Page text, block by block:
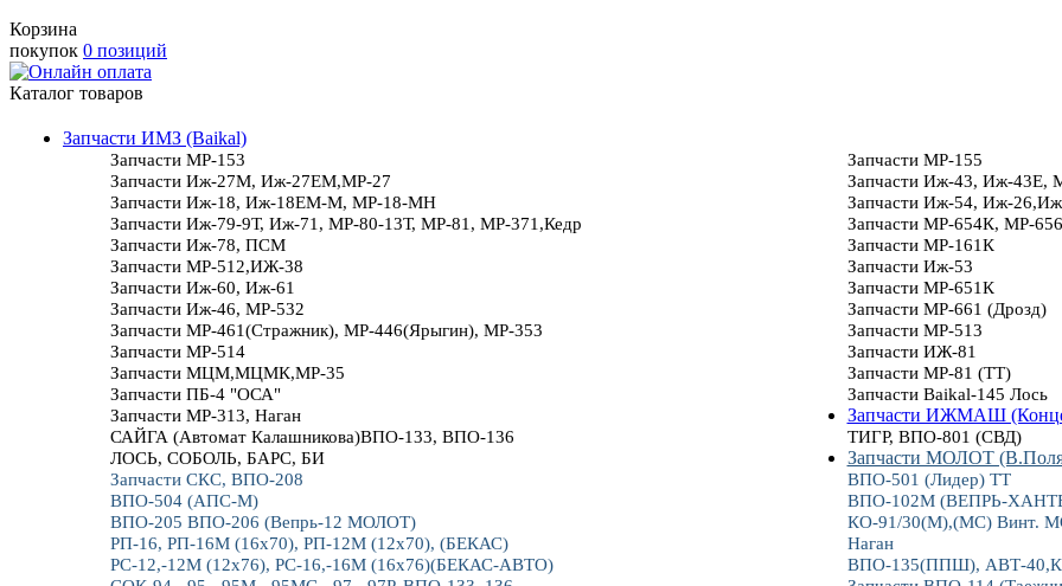
Корзина
покупок 0 позиций
Каталог товаров
Запчасти ИМЗ (Baikal)
Запчасти МР-153
Запчасти МР-155
Запчасти Иж-27М, Иж-27ЕМ,МР-27
Запчасти Иж-43, Иж-43Е,
Запчасти Иж-18, Иж-18ЕМ-М, МР-18-МН
Запчасти Иж-54, Иж-
Запчасти Иж-79-9Т, Иж-71, МР-80-13Т, МР-81, МР-371,Кедр
Запчасти МР-654К, МР-
Запчасти Иж-78, ПСМ
Запчасти МР-161К
Запчасти МР-512,ИЖ-38
Запчасти Иж-53
Запчасти Иж-60, Иж-61
Запчасти МР-651К
Запчасти Иж-46, МР-532
Запчасти МР-661 (Дрозд)
Запчасти МР-461(Стражник), МР-446(Ярыгин), МР-353
Запчасти МР-513
Запчасти МР-514
Запчасти ИЖ-81
Запчасти МЦМ,МЦМК,МР-35
Запчасти МР-81 (ТТ)
Запчасти ПБ-4 "ОСА"
Запчасти Baikal-145 Лось
Запчасти МР-313, Наган
Запчасти ИЖМАШ
САЙГА (Автомат Калашникова)ВПО-133, ВПО-136
ТИГР, ВПО-801 (СВД)
ЛОСЬ, СОБОЛЬ, БАРС, БИ
Запчасти МОЛОТ
Запчасти СКС, ВПО-208
ВПО-501 (Лидер) ТТ
ВПО-504 (АПС-М)
ВПО-102М (ВЕПРЬ-
ВПО-205 ВПО-206 (Вепрь-12 МОЛОТ)
КО-91/30(М),(МС) Винт.
РП-16, РП-16М (16х70), РП-12М (12х70), (БЕКАС)
Наган
РС-12,-12М (12х76), РС-16,-16М (16х76)(БЕКАС-АВТО)
ВПО-135(ППШ), АВТ-